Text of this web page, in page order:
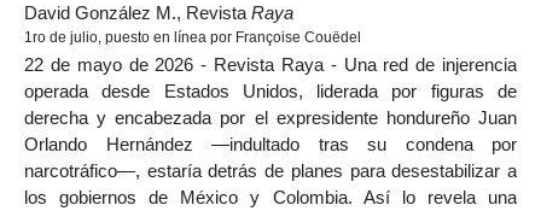
David González M., Revista Raya
1ro de julio, puesto en línea por Françoise Couëdel
22 de mayo de 2026 - Revista Raya - Una red de injerencia
operada desde Estados Unidos, liderada por figuras de
derecha y encabezada por el expresidente hondureño Juan
Orlando Hernández —indultado tras su condena por
narcotráfico—, estaría detrás de planes para desestabilizar a
los gobiernos de México y Colombia. Así lo revela una